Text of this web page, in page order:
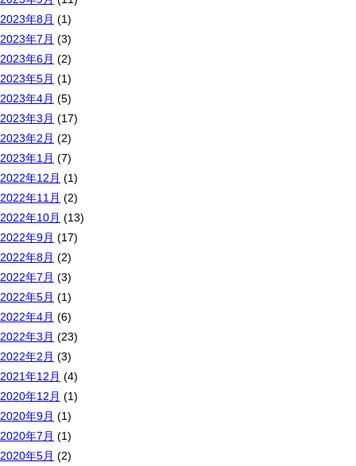
2023年8月 (1)
2023年7月 (3)
2023年6月 (2)
2023年5月 (1)
2023年4月 (5)
2023年3月 (17)
2023年2月 (2)
2023年1月 (7)
2022年12月 (1)
2022年11月 (2)
2022年10月 (13)
2022年9月 (17)
2022年8月 (2)
2022年7月 (3)
2022年5月 (1)
2022年4月 (6)
2022年3月 (23)
2022年2月 (3)
2021年12月 (4)
2020年12月 (1)
2020年9月 (1)
2020年7月 (1)
2020年5月 (2)